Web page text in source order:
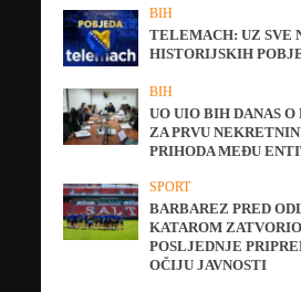
BIH
TELEMACH: UZ SVE
HISTORIJSKIH
BIH
UO UIO BIH DANAS O
ZA PRVU
PRIHODA MEĐU
SPORT
BARBAREZ PRED
KATAROM
POSLJEDNJE
OČIJU JAVNOSTI